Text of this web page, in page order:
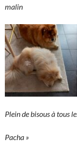
malin
Plein de bisous à tous
Pacha »